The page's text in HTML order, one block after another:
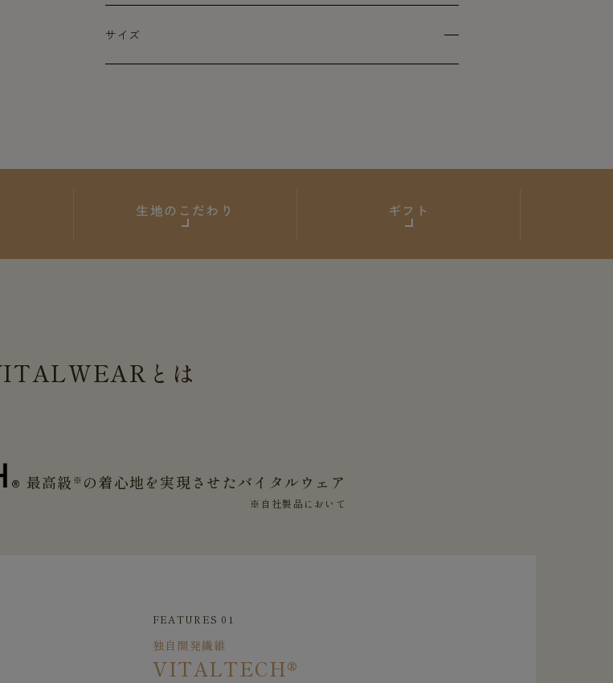
サイズ
生地のこだわり ギフト
とは
最高級 ※ の着心地を実現させたバイタルウェア
※自社製品において
FEATURES 01
独自開発繊維
VITALTECH®